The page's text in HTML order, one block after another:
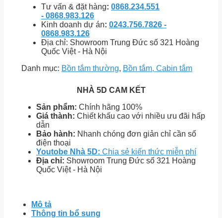
Tư vấn & đặt hàng: 0868.234.551
- 0868.983.126
Kinh doanh dự án: 0243.756.7826 -
0868.983.126
Địa chỉ: Showroom Trung Đức số 321 Hoàng
Quốc Việt - Hà Nội
Danh mục: Bồn tắm thường, Bồn tắm, Cabin tắm
NHÀ 5D CAM KẾT
Sản phẩm: Chính hãng 100%
Giá thành: Chiết khấu cao với nhiều ưu đãi hấp
dẫn
Bảo hành: Nhanh chóng đơn giản chỉ cần số
điện thoại
Youtobe Nhà 5D: Chia sẻ kiến thức miễn phí
Địa chỉ: Showroom Trung Đức số 321 Hoàng
Quốc Việt - Hà Nội
Mô tả
Thông tin bổ sung